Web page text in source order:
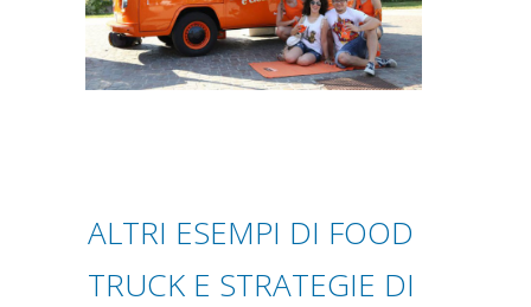
ALTRI ESEMPI DI FOOD
TRUCK E STRATEGIE DI